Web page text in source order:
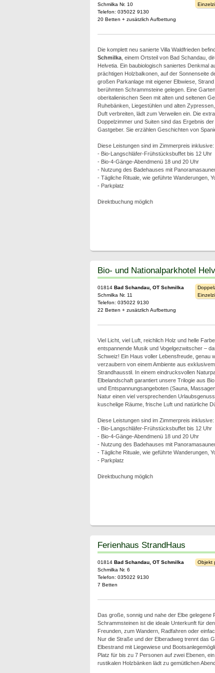
Schmilka Nr. 10
Telefon: 035022 9130
20 Betten + zusätzlich Aufbettung
Die komplett neu sanierte Villa Waldfrieden
Schmilka, einem Ortsteil von Bad Schandau,
Helvetia. Ein baubiologisch saniertes Denkmal
prächtigen Holzbalkonen, auf der Sonnenseite
großen Parkanlage mit eigener Elbwiese,
berühmten Schrammsteine gelegen. Eine
oberitalienischen Seen mit alten und seltenen
Ruhebänken, Liegestühlen und alten
Duft verbreiten, lädt zum Verweilen ein. Die
Doppelzimmer und Suiten sind das Ergebnis
Gastgeber. Sie erzählen Geschichten von
Diese Leistungen sind im Zimmerpreis inklusive:
- Bio-Langschläfer-Frühstücksbuffet bis 12 Uhr
- Bio-4-Gänge-Abendmenü 18 und 20 Uhr
- Nutzung des Badehauses mit
- Tägliche Rituale, wie geführte Wanderungen,
- Parkplatz
Direktbuchung möglich
Bio- und Nationalparkhotel
01814 Bad Schandau, OT Schmilka
Schmilka Nr. 11
Telefon: 035022 9130
22 Betten + zusätzlich Aufbettung
Viel Licht, viel Luft, reichlich Holz und helle
entspannende Musik und Vogelgezwitscher –
Schweiz! Ein Haus voller Lebensfreude, genau
verzaubern von einem Ambiente aus
Strandhausstil. In einem eindrucksvollen
Elbelandschaft garantiert unsere Trilogie aus
und Entspannungsangeboten (Sauna,
Natur einen viel versprechenden
kuschelige Räume, frische Luft und natürliche
Diese Leistungen sind im Zimmerpreis inklusive:
- Bio-Langschläfer-Frühstücksbuffet bis 12 Uhr
- Bio-4-Gänge-Abendmenü 18 und 20 Uhr
- Nutzung des Badehauses mit
- Tägliche Rituale, wie geführte Wanderungen,
- Parkplatz
Direktbuchung möglich
Ferienhaus StrandHaus
01814 Bad Schandau, OT Schmilka
Schmilka Nr. 6
Telefon: 035022 9130
7 Betten
Objekt
Das große, sonnig und nahe der Elbe gelegene
Schrammsteinen ist die ideale Unterkunft für
Freunden, zum Wandern, Radfahren oder
Nur die Straße und der Elberadweg trennt das
Elbestrand mit Liegewiese und
Platz für bis zu 7 Personen auf zwei Ebenen,
rustikalen Holzbänken lädt zu gemütlichen